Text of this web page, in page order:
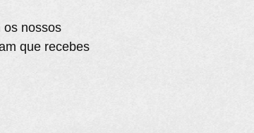
os nossos
que recebes